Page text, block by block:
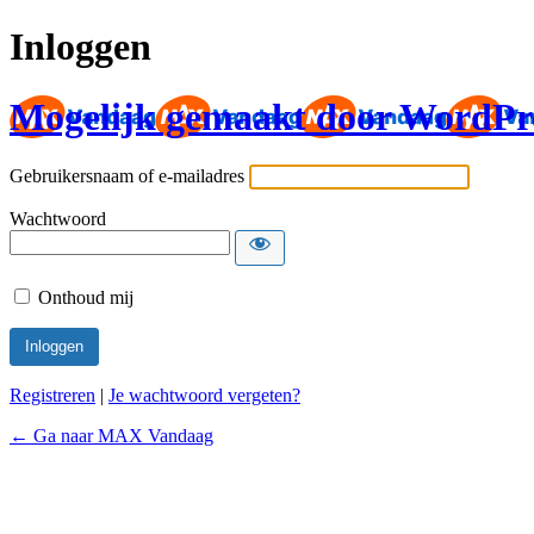
Inloggen
Mogelijk gemaakt door
Gebruikersnaam of e-mailadres
Wachtwoord
Onthoud mij
Registreren | Je wachtwoord vergeten?
← Ga naar MAX Vandaag